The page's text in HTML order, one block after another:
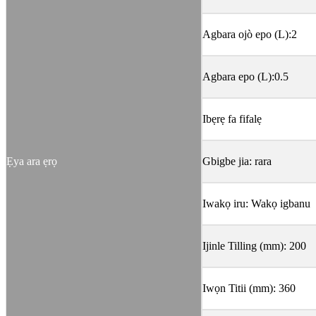
Ẹya ara ẹrọ
Agbara ojò epo (L):2
Agbara epo (L):0.5
Ibẹrẹ fa fifalẹ
Gbigbe jia: rara
Iwakọ iru: Wakọ igbanu
Ijinle Tilling (mm): 200
Iwọn Titii (mm): 360